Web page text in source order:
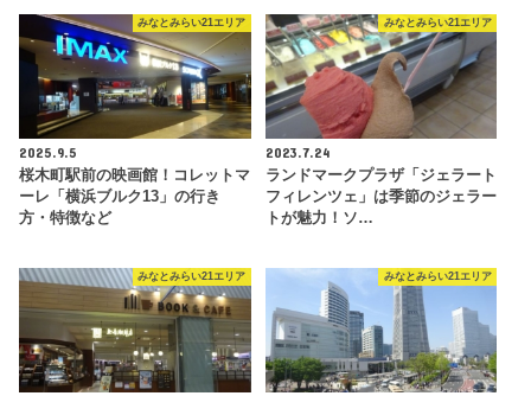
みなとみらい21エリア
2025.9.5
桜木町駅前の映画館！コレットマ
ーレ「横浜ブルク13」の行き
方・特徴など
みなとみらい21エリア
2023.7.24
ランドマークプラザ「ジェラート
フィレンツェ」は季節のジェラー
トが魅力！ソ…
みなとみらい21エリア みなとみらい21エリア